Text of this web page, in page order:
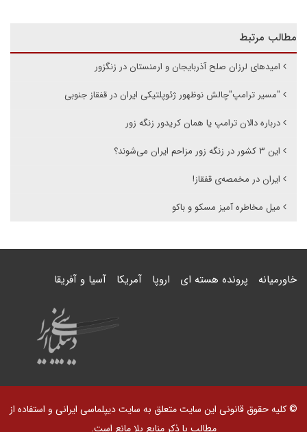
مطالب مرتبط
امیدهای لرزان صلح آذربایجان و ارمنستان در زنگزور
"مسیر ترامپ"چالش نوظهور ژئوپلتیکی ایران در قفقاز جنوبی
درباره دالان ترامپ یا همان کریدور زنگه زور
این ۳ کشور در زنگه زور مزاحم ایران می‌شوند؟
ایران در مخمصەی قفقاز!
میل مخاطره آمیز مسکو و باکو
خاورمیانه پرونده هسته ای اروپا آمریکا آسیا و آفریقا
© کلیه حقوق قانونی این سایت متعلق به سایت دیپلماسی ایرانی و استفاده از
مطالب با ذکر منابع بلا مانع است.